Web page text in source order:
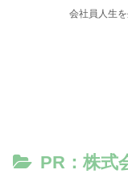
会社員人生
PR：株式